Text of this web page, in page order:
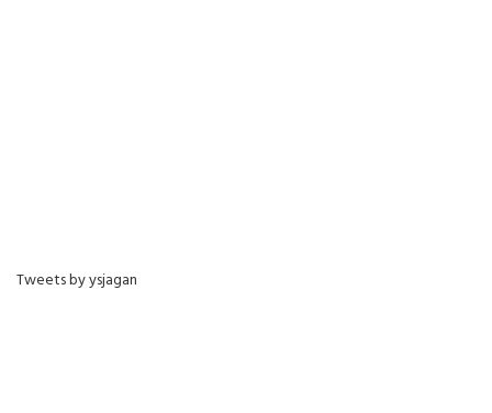
Tweets by ysjagan